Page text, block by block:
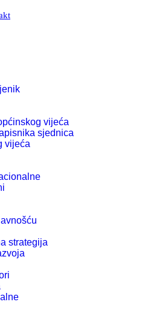
vijeća
sjednica
vijeća
strategija